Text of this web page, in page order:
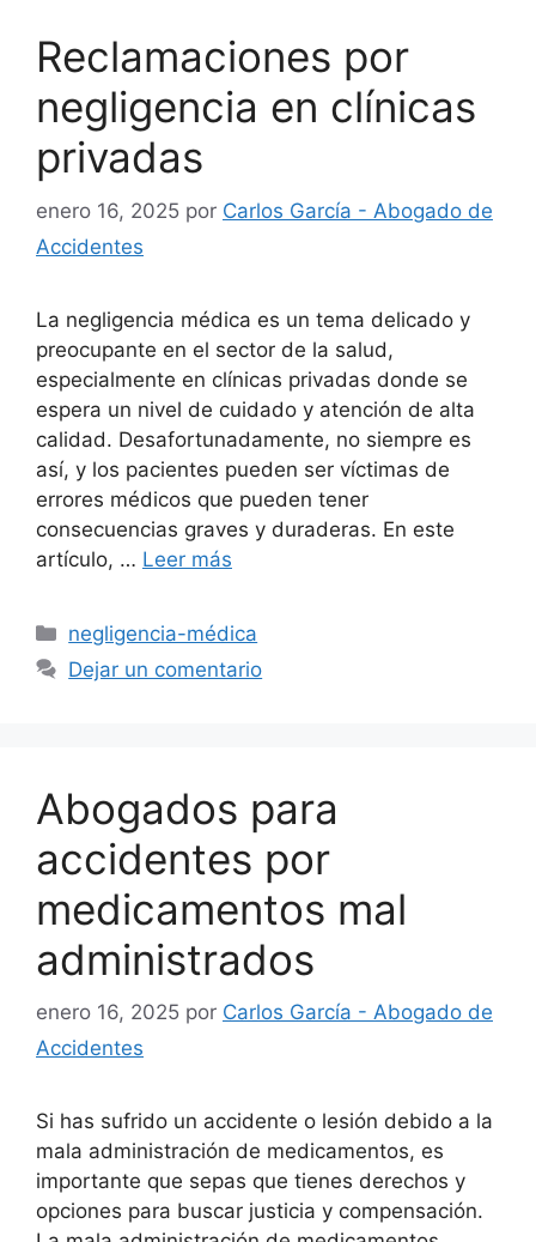
Reclamaciones por
negligencia en clínicas
privadas
enero 16, 2025 por Carlos García - Abogado de
Accidentes
La negligencia médica es un tema delicado y
preocupante en el sector de la salud,
especialmente en clínicas privadas donde se
espera un nivel de cuidado y atención de alta
calidad. Desafortunadamente, no siempre es
así, y los pacientes pueden ser víctimas de
errores médicos que pueden tener
consecuencias graves y duraderas. En este
artículo, … Leer más
Categorías
negligencia-médica
Dejar un comentario
Abogados para
accidentes por
medicamentos mal
administrados
enero 16, 2025 por Carlos García - Abogado de
Accidentes
Si has sufrido un accidente o lesión debido a la
mala administración de medicamentos, es
importante que sepas que tienes derechos y
opciones para buscar justicia y compensación.